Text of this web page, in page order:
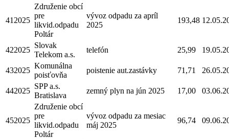
412025
Združenie obcí
pre
likvid.odpadu
Poltár
vývoz odpadu za apríl
2025
193,48
422025
Slovak
Telekom a.s.
telefón 25,99
432025
Komunálna
poisťovňa
poistenie aut.zastávky 71,71
442025
SPP a.s.
Bratislava
zemný plyn na jún 2025 17,00
452025
Združenie obcí
pre
likvid.odpadu
Poltár
vývoz odpadu za mesiac
máj 2025
96,74